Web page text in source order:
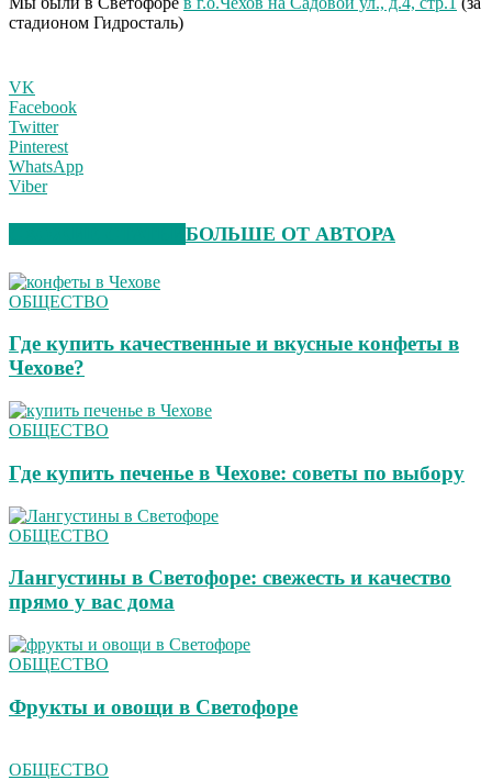
стадионом Гидросталь)
VK
Facebook
Twitter
Pinterest
WhatsApp
Viber
БОЛЬШЕ ОТ АВТОРА
ОБЩЕСТВО
Где купить качественные и вкусные конфеты в
Чехове?
ОБЩЕСТВО
Где купить печенье в Чехове: советы по выбору
ОБЩЕСТВО
Лангустины в Светофоре: свежесть и качество
прямо у вас дома
ОБЩЕСТВО
Фрукты и овощи в Светофоре
ОБЩЕСТВО